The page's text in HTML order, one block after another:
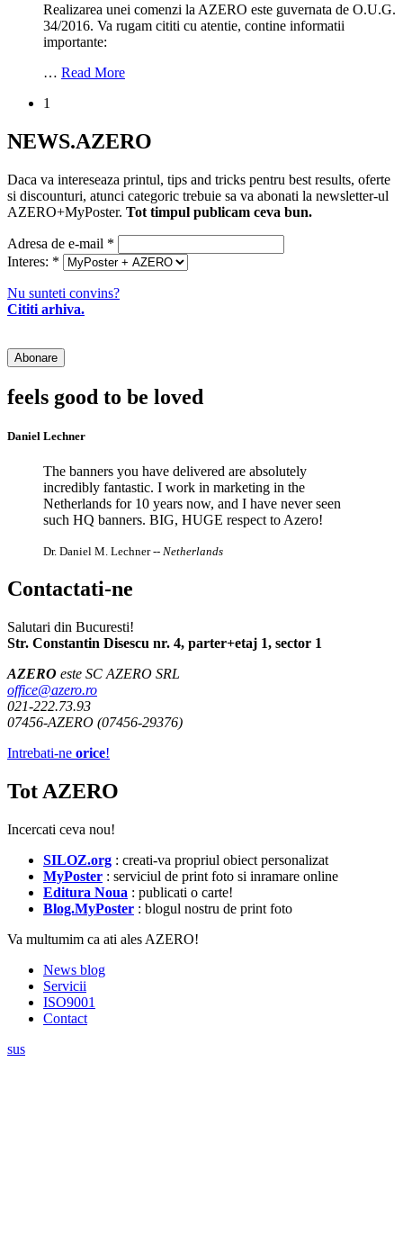
Realizarea unei comenzi la AZERO este guvernata de O.U.G.
34/2016. Va rugam cititi cu atentie, contine informatii
importante:
… Read More
1
NEWS.AZERO
Daca va intereseaza printul, tips and tricks pentru best results, oferte
si discounturi, atunci categoric trebuie sa va abonati la newsletter-ul
AZERO+MyPoster. Tot timpul publicam ceva bun.
Adresa de e-mail *
Interes: *
Nu sunteti convins?
Cititi arhiva.
feels good to be loved
Daniel Lechner
The banners you have delivered are absolutely
incredibly fantastic. I work in marketing in the
Netherlands for 10 years now, and I have never seen
such HQ banners. BIG, HUGE respect to Azero!
Dr. Daniel M. Lechner-- Netherlands
Contactati-ne
Salutari din Bucuresti!
Str. Constantin Disescu nr. 4, parter+etaj 1, sector 1
AZERO este SC AZERO SRL
office@azero.ro
021-222.73.93
07456-AZERO (07456-29376)
Intrebati-ne orice!
Tot AZERO
Incercati ceva nou!
SILOZ.org : creati-va propriul obiect personalizat
MyPoster : serviciul de print foto si inramare online
Editura Noua : publicati o carte!
Blog.MyPoster : blogul nostru de print foto
Va multumim ca ati ales AZERO!
News blog
Servicii
ISO9001
Contact
sus